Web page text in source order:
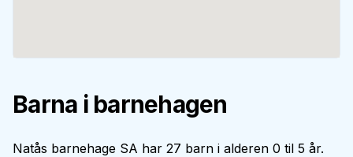
Barna i barnehagen
Natås barnehage SA har 27 barn i alderen 0 til 5 år.